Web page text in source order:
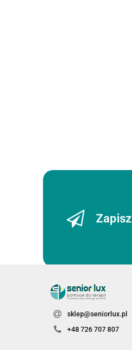
sklep@seniorlux.pl
+48 726 707 807